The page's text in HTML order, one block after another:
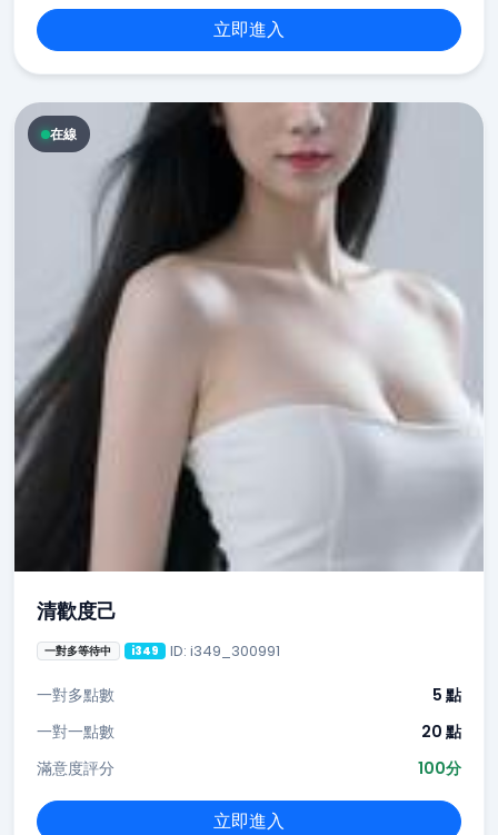
立即進入
在線
清歡度己
一對多等待中 i349 ID: i349_300991
一對多點數
5 點
一對一點數
20 點
滿意度評分
100分
立即進入